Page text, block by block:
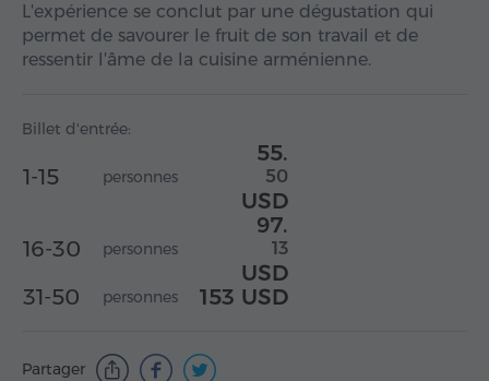
L'expérience se conclut par une dégustation qui
permet de savourer le fruit de son travail et de
ressentir l'âme de la cuisine arménienne.
Billet d'entrée:
1-15 personnes
55.
50
USD
16-30
personnes
97.
13
USD
31-50
personnes 153 USD
Partager